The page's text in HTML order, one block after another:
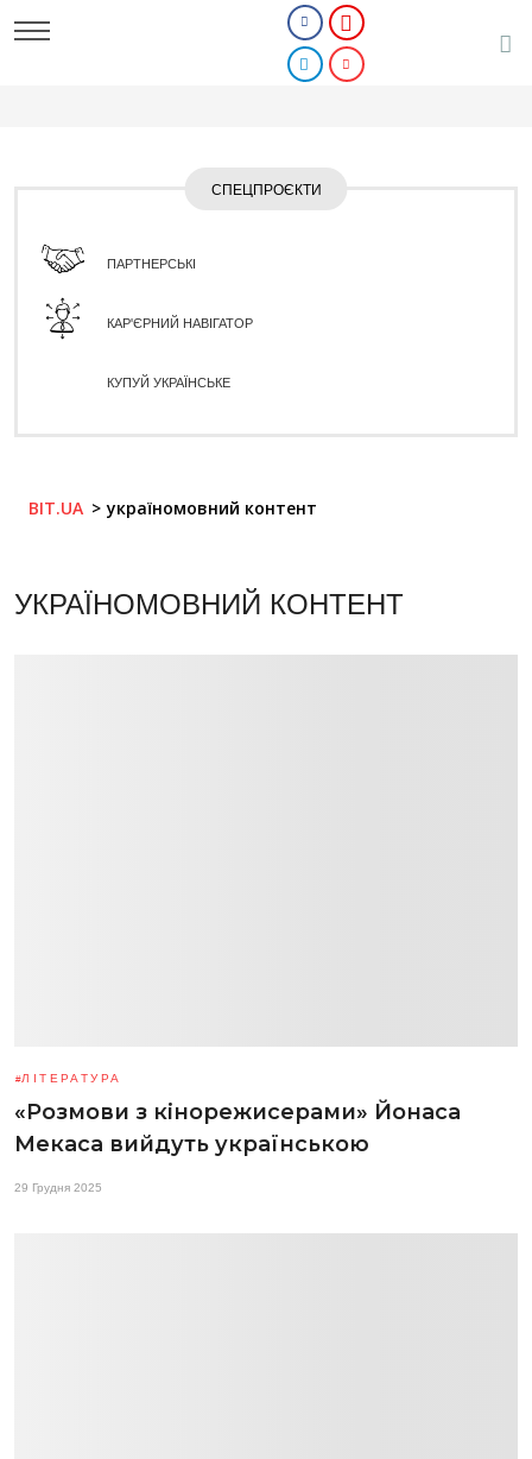
СПЕЦПРОЄКТИ
ПАРТНЕРСЬКІ
КАР'ЄРНИЙ НАВІГАТОР
КУПУЙ УКРАЇНСЬКЕ
BIT.UA україномовний контент
УКРАЇНОМОВНИЙ КОНТЕНТ
ЛІТЕРАТУРА
«Розмови з кінорежисерами» Йонаса
Мекаса вийдуть українською
29 Грудня 2025